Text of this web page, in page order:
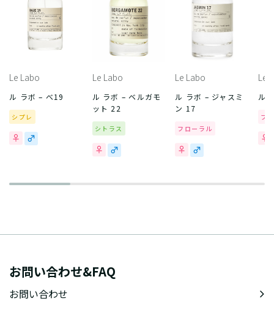
Le Labo
ル ラボ – べ19
シプレ
Le Labo
ル ラボ – ベルガモ
ット 22
シトラス
Le Labo
ル ラボ – ジャスミ
ン 17
フローラル
Le
ル
フ
お問い合わせ&FAQ
お問い合わせ